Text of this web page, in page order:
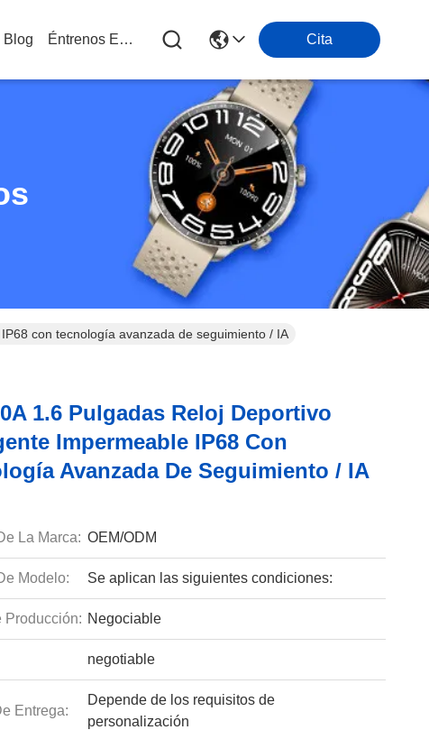
Blog Éntrenos En Contacto Con Cita
con tecnología avanzada de seguimiento / IA
1.6 Pulgadas Reloj Deportivo
Impermeable IP68 Con
Avanzada De Seguimiento / IA
La Marca: OEM/ODM
Modelo: Se aplican las siguientes condiciones:
Producción: Negociable
negotiable
Entrega:
Depende de los requisitos de
personalización